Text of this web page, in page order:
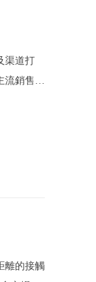
渠道打
流銷售渠
離的接觸